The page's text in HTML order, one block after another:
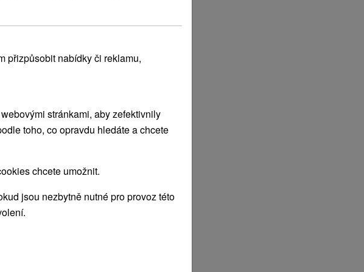
přizpůsobit nabídky či reklamu,
stránkami, aby zefektivnily
toho, co opravdu hledáte a chcete
chcete umožnit.
jsou nezbytně nutné pro provoz této